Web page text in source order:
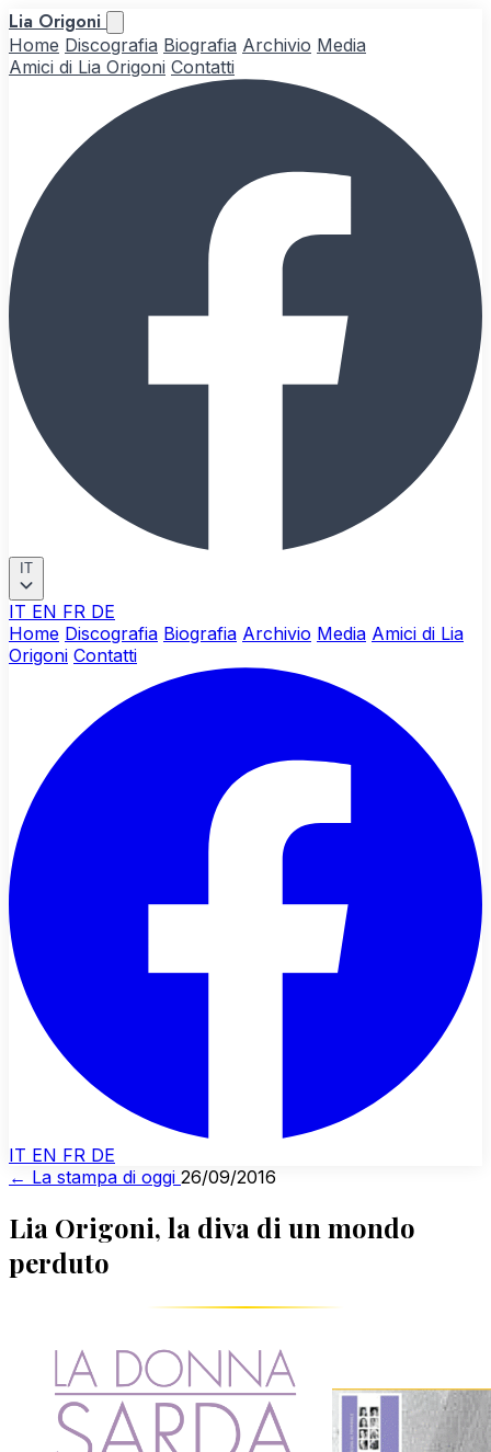
Lia Origoni
Home Discografia Biografia Archivio Media
Amici di Lia Origoni Contatti
IT
IT EN FR DE
Home Discografia Biografia Archivio Media Amici di Lia
Origoni Contatti
IT EN FR DE
← La stampa di oggi 26/09/2016
Lia Origoni, la diva di un mondo
perduto